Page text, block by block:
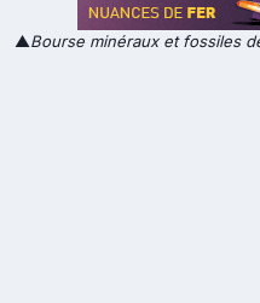
▲Bourse minéraux et fossiles